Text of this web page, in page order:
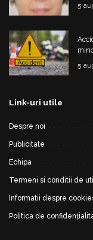
5
5
Link-uri utile
Despre noi
Publicitate
Echipa
Termeni si conditii de
Informatii despre
Politica de